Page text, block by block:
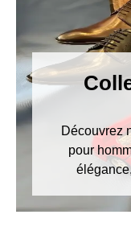
Découvrez
pour